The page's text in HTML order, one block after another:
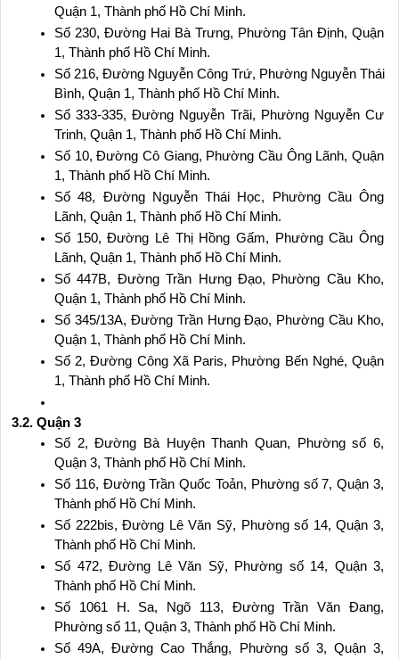
Quận 1, Thành phố Hồ Chí Minh.
Số 230, Đường Hai Bà Trưng, Phường Tân Định, Quận
1, Thành phố Hồ Chí Minh.
Số 216, Đường Nguyễn Công Trứ, Phường Nguyễn Thái
Bình, Quận 1, Thành phố Hồ Chí Minh.
Số 333-335, Đường Nguyễn Trãi, Phường Nguyễn Cư
Trinh, Quận 1, Thành phố Hồ Chí Minh.
Số 10, Đường Cô Giang, Phường Cầu Ông Lãnh, Quận
1, Thành phố Hồ Chí Minh.
Số 48, Đường Nguyễn Thái Học, Phường Cầu Ông
Lãnh, Quận 1, Thành phố Hồ Chí Minh.
Số 150, Đường Lê Thị Hồng Gấm, Phường Cầu Ông
Lãnh, Quận 1, Thành phố Hồ Chí Minh.
Số 447B, Đường Trần Hưng Đạo, Phường Cầu Kho,
Quận 1, Thành phố Hồ Chí Minh.
Số 345/13A, Đường Trần Hưng Đạo, Phường Cầu Kho,
Quận 1, Thành phố Hồ Chí Minh.
Số 2, Đường Công Xã Paris, Phường Bến Nghé, Quận
1, Thành phố Hồ Chí Minh.
3.2. Quận 3
Số 2, Đường Bà Huyện Thanh Quan, Phường số 6,
Quận 3, Thành phố Hồ Chí Minh.
Số 116, Đường Trần Quốc Toản, Phường số 7, Quận 3,
Thành phố Hồ Chí Minh.
Số 222bis, Đường Lê Văn Sỹ, Phường số 14, Quận 3,
Thành phố Hồ Chí Minh.
Số 472, Đường Lê Văn Sỹ, Phường số 14, Quận 3,
Thành phố Hồ Chí Minh.
Số 1061 H. Sa, Ngõ 113, Đường Trần Văn Đang,
Phường số 11, Quận 3, Thành phố Hồ Chí Minh.
Số 49A, Đường Cao Thắng, Phường số 3, Quận 3,